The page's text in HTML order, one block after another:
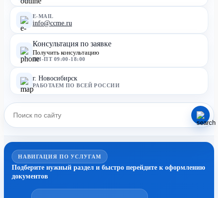
E-MAIL
info@ccme.ru
Консультация по заявке
Получить консультацию
ПН-ПТ 09:00-18:00
г. Новосибирск
РАБОТАЕМ ПО ВСЕЙ РОССИИ
НАВИГАЦИЯ ПО УСЛУГАМ
Подберите нужный раздел и быстро перейдите к оформлению
документов